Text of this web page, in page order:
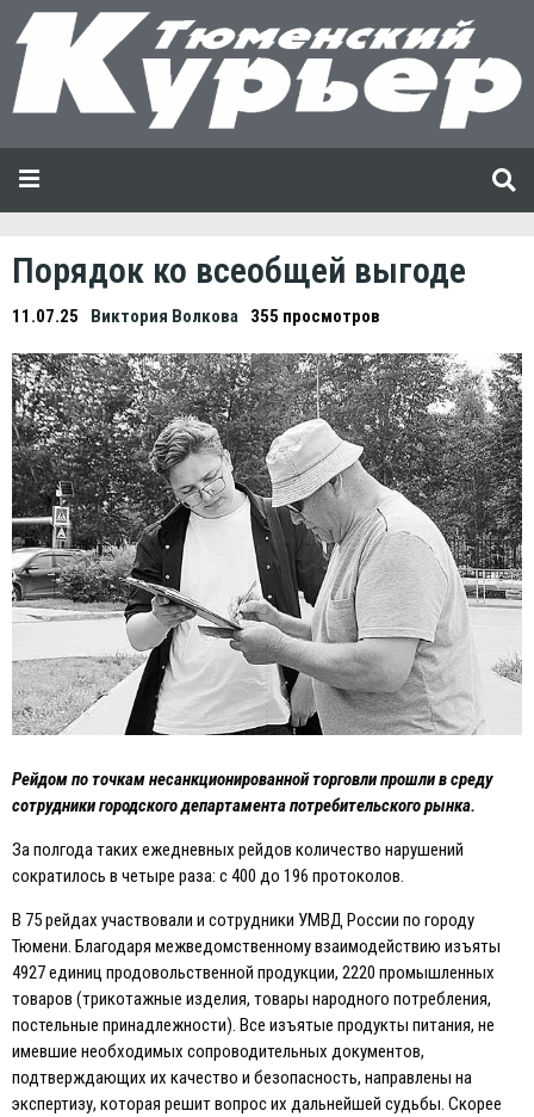
Порядок ко всеобщей выгоде
11.07.25 Виктория Волкова 355 просмотров
Рейдом по точкам несанкционированной торговли прошли в среду
сотрудники городского департамента потребительского рынка.
За полгода таких ежедневных рейдов количество нарушений
сократилось в четыре раза: с 400 до 196 протоколов.
В 75 рейдах участвовали и сотрудники УМВД России по городу
Тюмени. Благодаря межведомственному взаимодействию изъяты
4927 единиц продовольственной продукции, 2220 промышленных
товаров (трикотажные изделия, товары народного потребления,
постельные принадлежности). Все изъятые продукты питания, не
имевшие необходимых сопроводительных документов,
подтверждающих их качество и безопасность, направлены на
экспертизу, которая решит вопрос их дальнейшей судьбы. Скорее